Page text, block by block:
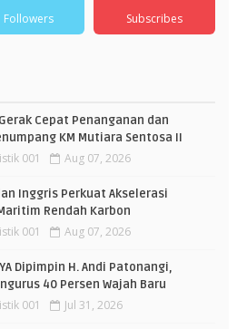
Followers Subscribes
Cepat Penanganan dan
KM Mutiara Sentosa II
001 Aug 07, 2026
Inggris Perkuat Akselerasi
Rendah Karbon
001 Aug 07, 2026
Dipimpin H. Andi Patonangi,
40 Persen Wajah Baru
001 Jul 31, 2026